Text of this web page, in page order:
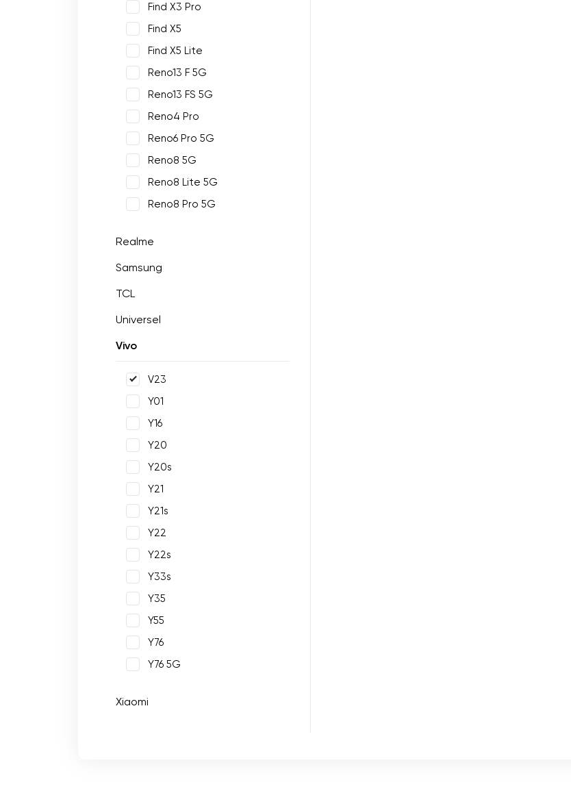
Find X3 Pro
Find X5
Find X5 Lite
Reno13 F 5G
Reno13 FS 5G
Reno4 Pro
Reno6 Pro 5G
Reno8 5G
Reno8 Lite 5G
Reno8 Pro 5G
Realme
Samsung
TCL
Universel
Vivo
V23
Y01
Y16
Y20
Y20s
Y21
Y21s
Y22
Y22s
Y33s
Y35
Y55
Y76
Y76 5G
Xiaomi